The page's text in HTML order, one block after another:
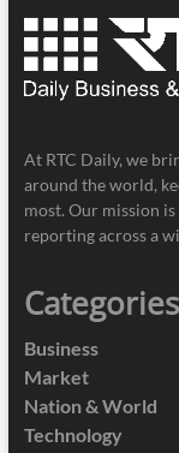
At RTC Daily, we
around the world,
most. Our mission
reporting across a
Categories
Business
Market
Nation & World
Technology